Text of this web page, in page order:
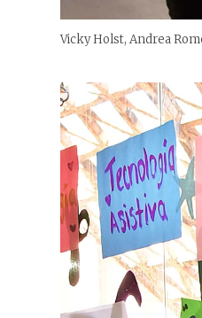
Vicky Holst, Andrea